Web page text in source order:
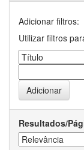
Adicionar filtros:
Utilizar filtros
Resultados/